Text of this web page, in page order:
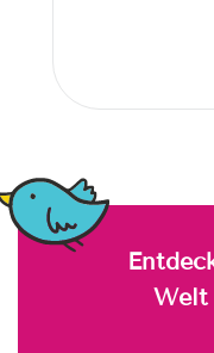
Welt